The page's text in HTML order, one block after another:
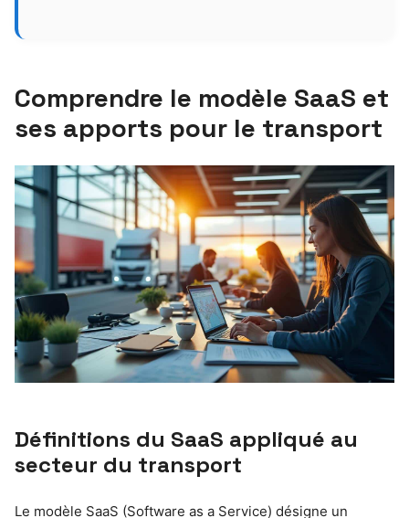
Comprendre le modèle SaaS et
ses apports pour le transport
Définitions du SaaS appliqué au
secteur du transport
Le modèle SaaS (Software as a Service) désigne un